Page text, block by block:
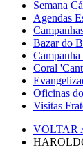
Semana
Agendas
Bazar do
Coral
Oficinas
Visitas
VOLTAR